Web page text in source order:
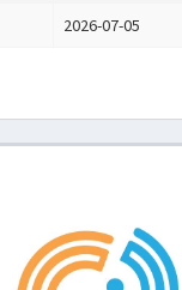
2026-07-05